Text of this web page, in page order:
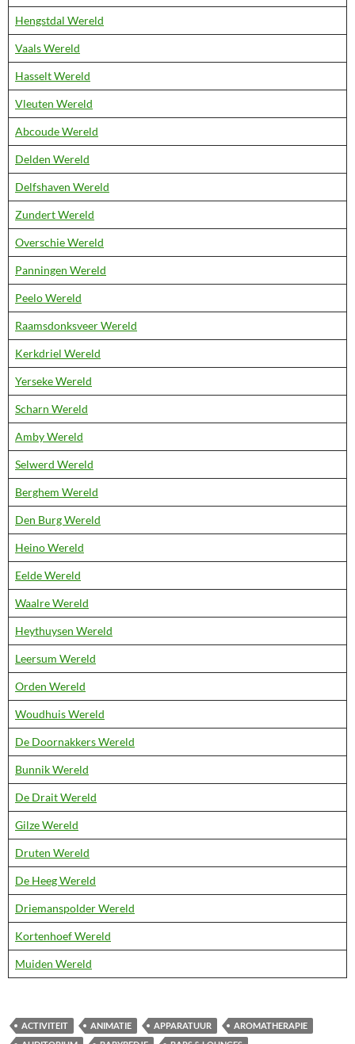
Hengstdal Wereld
Vaals Wereld
Hasselt Wereld
Vleuten Wereld
Abcoude Wereld
Delden Wereld
Delfshaven Wereld
Zundert Wereld
Overschie Wereld
Panningen Wereld
Peelo Wereld
Raamsdonksveer Wereld
Kerkdriel Wereld
Yerseke Wereld
Scharn Wereld
Amby Wereld
Selwerd Wereld
Berghem Wereld
Den Burg Wereld
Heino Wereld
Eelde Wereld
Waalre Wereld
Heythuysen Wereld
Leersum Wereld
Orden Wereld
Woudhuis Wereld
De Doornakkers Wereld
Bunnik Wereld
De Drait Wereld
Gilze Wereld
Druten Wereld
De Heeg Wereld
Driemanspolder Wereld
Kortenhoef Wereld
Muiden Wereld
ACTIVITEIT ANIMATIE APPARATUUR
AROMATHERAPIE